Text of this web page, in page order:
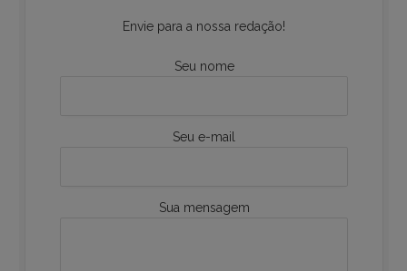
Envie para a nossa redação!
Seu nome
Seu e-mail
Sua mensagem